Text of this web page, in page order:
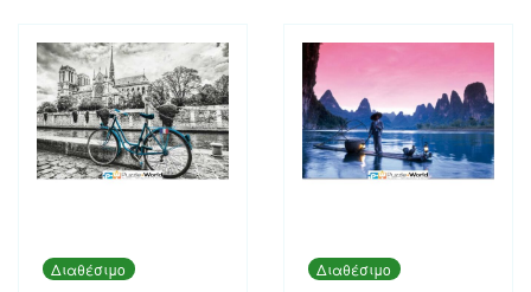
Διαθέσιμο Διαθέσιμο